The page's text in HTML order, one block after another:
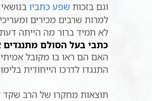
וגם בזכות שפע כתביו
למרות שרבים מכירים
לא תמיד ברור מה הייתה
כתבי בעל הסולם מתנגדים
האם הם ראו בו מקובל
התנגדו לדרכו הייחודית
תוצאות מחקרו של הרב שקד